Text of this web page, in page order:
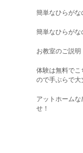
簡単なひらがな
簡単なひらがな
お教室のご説明
体験は無料で
ので手ぶらで大
アットホーム
せ！